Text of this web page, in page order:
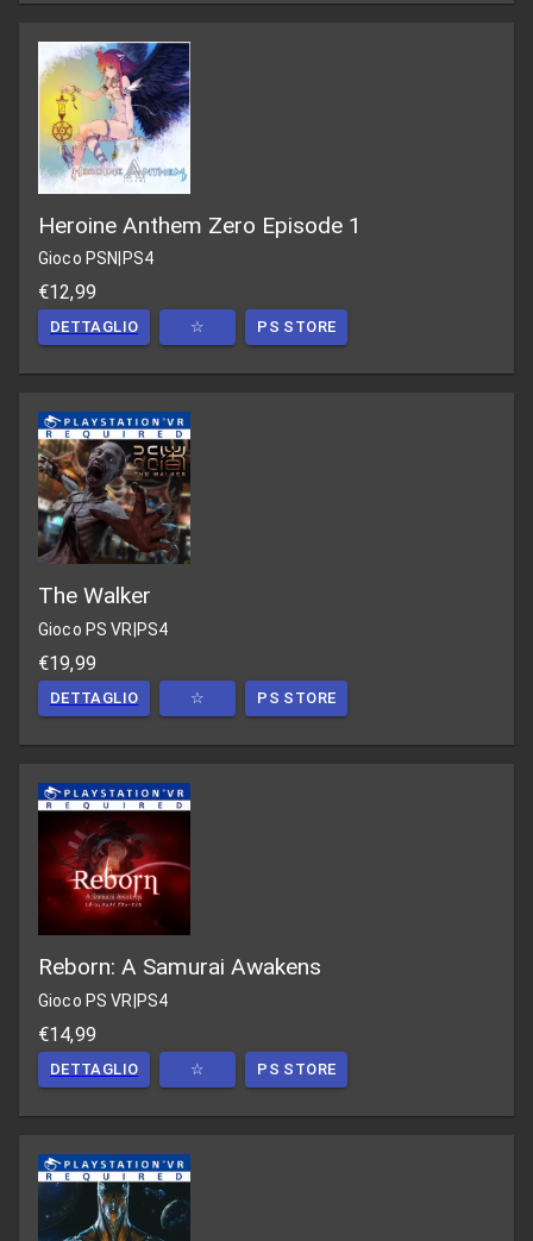
Heroine Anthem Zero Episode 1
Gioco PSN PS4
€12,99
DETTAGLIO ☆ PS STORE
The Walker
Gioco PS VR PS4
€19,99
DETTAGLIO ☆ PS STORE
Reborn: A Samurai Awakens
Gioco PS VR PS4
€14,99
DETTAGLIO ☆ PS STORE